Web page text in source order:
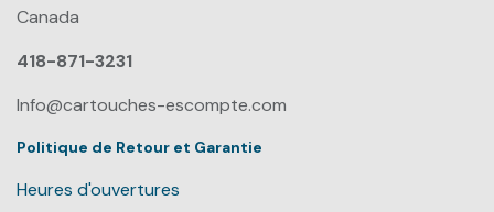
Canada
418-871-3231
Info@cartouches-escompte.com
Politique de Retour et Garantie
Heures d'ouvertures